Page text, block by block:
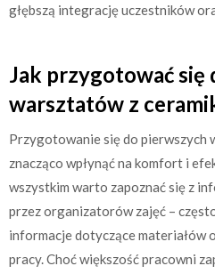
głębszą integrację uczestników
Jak przygotować się
warsztatów z
Przygotowanie się do pierwszych
znacząco wpłynąć na komfort i
wszystkim warto zapoznać się z
przez organizatorów zajęć –
informacje dotyczące materiałów
pracy. Choć większość pracowni